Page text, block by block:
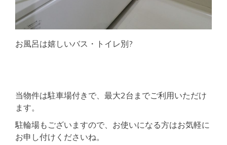
お風呂は嬉しいバス・トイレ別?
当物件は駐車場付きで、最大2台までご利用いただけ
ます。
駐輪場もございますので、お使いになる方はお気軽に
お申し付けくださいね。